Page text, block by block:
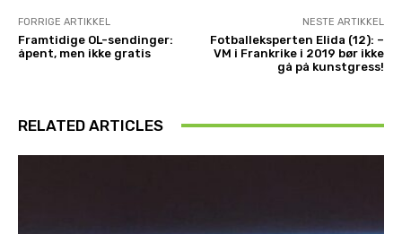
FORRIGE ARTIKKEL
Framtidige OL-sendinger:
åpent, men ikke gratis
NESTE ARTIKKEL
Fotballeksperten Elida (12): –
VM i Frankrike i 2019 bør ikke
gå på kunstgress!
RELATED ARTICLES